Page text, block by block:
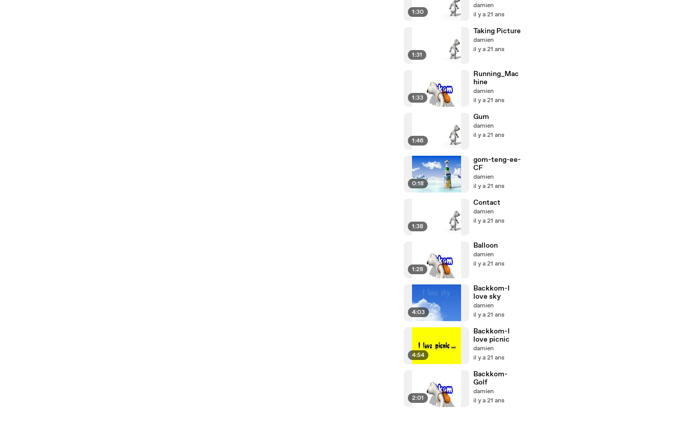
1:30
damien
il y a 21 ans
1:31
Taking Picture
damien
il y a 21 ans
1:33
Running_Mac
hine
damien
il y a 21 ans
1:46
Gum
damien
il y a 21 ans
0:18
gom-teng-ee-
CF
damien
il y a 21 ans
1:38
Contact
damien
il y a 21 ans
1:28
Balloon
damien
il y a 21 ans
4:03
Backkom-I
love sky
damien
il y a 21 ans
4:54
Backkom-I
love picnic
damien
il y a 21 ans
2:01
Backkom-
Golf
damien
il y a 21 ans